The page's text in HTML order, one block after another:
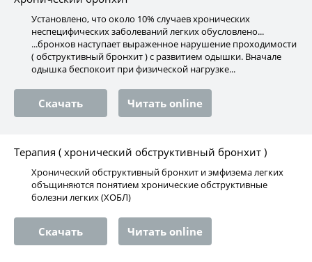
Установлено, что около 10% случаев хронических
неспецифических заболеваний легких обусловлено...
...бронхов наступает выраженное нарушение проходимости
( обструктивный бронхит ) с развитием одышки. Вначале
одышка беспокоит при физической нагрузке...
Скачать Читать online
Терапия ( хронический обструктивный бронхит )
Хронический обструктивный бронхит и эмфизема легких
объщиняются понятием хронические обструктивные
болезни легких (ХОБЛ)
Скачать Читать online